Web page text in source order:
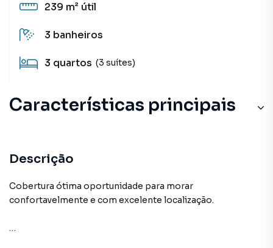
239 m² útil
3 banheiros
3 quartos (3 suítes)
Características principais
Descrição
Cobertura ótima oportunidade para morar
confortavelmente e com excelente localização.